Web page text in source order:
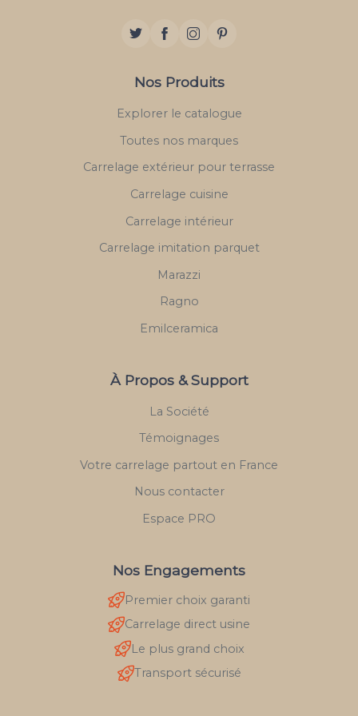
Nos Produits
Explorer le catalogue
Toutes nos marques
Carrelage extérieur pour terrasse
Carrelage cuisine
Carrelage intérieur
Carrelage imitation parquet
Marazzi
Ragno
Emilceramica
À Propos & Support
La Société
Témoignages
Votre carrelage partout en France
Nous contacter
Espace PRO
Nos Engagements
Premier choix garanti
Carrelage direct usine
Le plus grand choix
Transport sécurisé